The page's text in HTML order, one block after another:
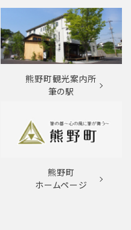
熊野町観光案内所
筆の駅
熊野町
ホームページ